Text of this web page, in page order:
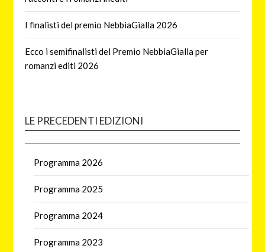
I finalisti del premio NebbiaGialla 2026
Ecco i semifinalisti del Premio NebbiaGialla per
romanzi editi 2026
LE PRECEDENTI EDIZIONI
Programma 2026
Programma 2025
Programma 2024
Programma 2023